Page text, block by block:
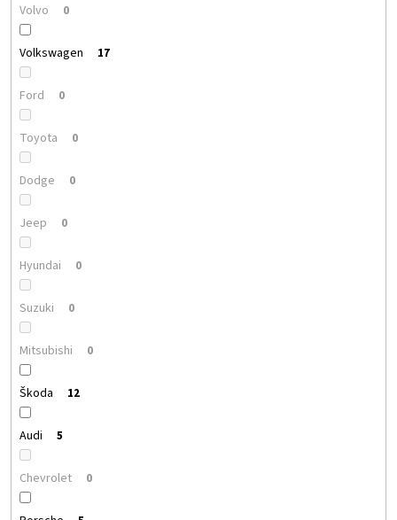
Volvo 0
Volkswagen 17
Ford 0
Toyota 0
Dodge 0
Jeep 0
Hyundai 0
Suzuki 0
Mitsubishi 0
Škoda 12
Audi 5
Chevrolet 0